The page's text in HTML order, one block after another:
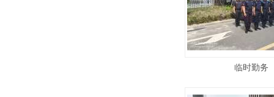
临时勤务